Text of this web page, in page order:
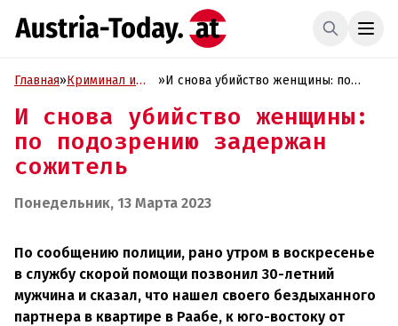
Главная»Криминал и
»И снова убийство женщины: по
И снова убийство женщины:
по подозрению задержан
сожитель
Понедельник, 13 Марта 2023
По сообщению полиции, рано утром в воскресенье
в службу скорой помощи позвонил 30-летний
мужчина и сказал, что нашел своего бездыханного
партнера в квартире в Раабе, к юго-востоку от